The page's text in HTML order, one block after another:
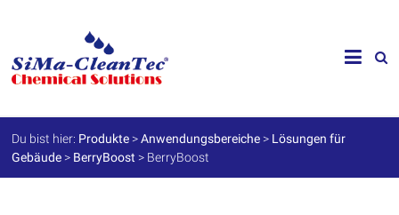
SiMa-
Cleantec
GmbH
Spezialprodukte
für
Du bist hier: Produkte >Anwendungsbereiche > Lösungen für
Gebäude > BerryBoost > BerryBoost